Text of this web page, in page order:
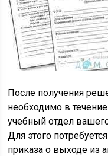
После получения
необходимо в
учебный отдел
Для этого
приказа о выходе из